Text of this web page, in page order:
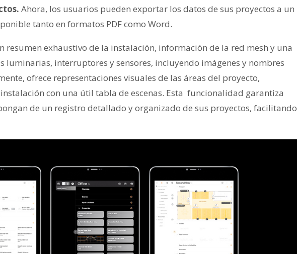
Ahora, los usuarios pueden exportar los datos de sus proyectos a un
tanto en formatos PDF como Word.
resumen exhaustivo de la instalación, información de la red mesh y una
luminarias, interruptores y sensores, incluyendo imágenes y nombres
ofrece representaciones visuales de las áreas del proyecto,
con una útil tabla de escenas. Esta funcionalidad garantiza
de un registro detallado y organizado de sus proyectos, facilitando